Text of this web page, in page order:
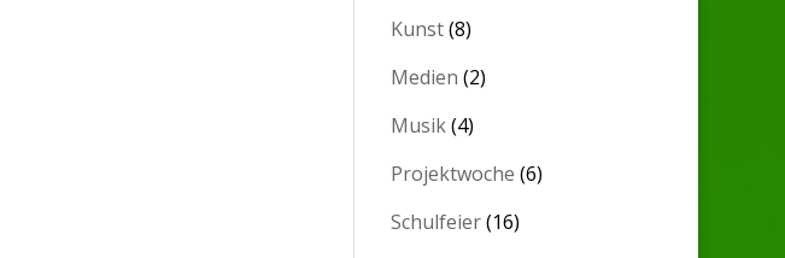
Kunst(8)
Medien (2)
Musik(4)
Projektwoche (6)
Schulfeier(16)